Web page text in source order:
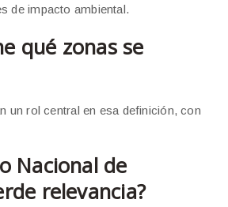
de impacto ambiental.
qué zonas se
un rol central en esa definición, con
Nacional de
relevancia?